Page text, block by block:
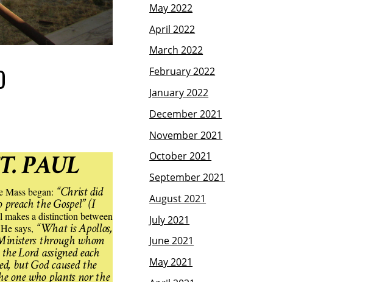
PAUL
Mass began: “Christ did
the Gospel” (I
a distinction between
says, “What is Apollos,
through whom
Lord assigned each
but God caused the
one who plants nor the
May 2022
April 2022
March 2022
February 2022
January 2022
December 2021
November 2021
October 2021
September 2021
August 2021
July 2021
June 2021
May 2021